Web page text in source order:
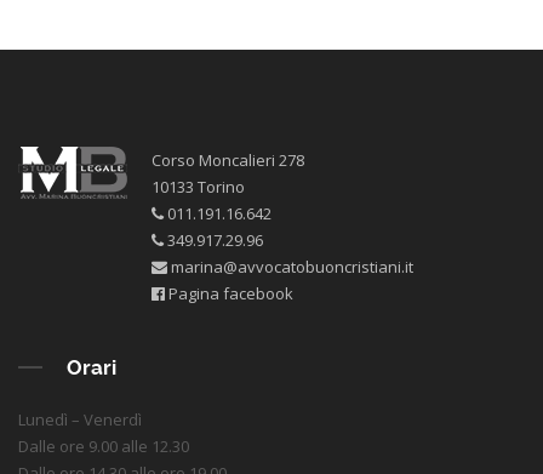
Corso Moncalieri 278
10133 Torino
011.191.16.642
349.917.29.96
marina@avvocatobuoncristiani.it
Pagina facebook
Orari
Lunedì – Venerdì
Dalle ore 9.00 alle 12.30